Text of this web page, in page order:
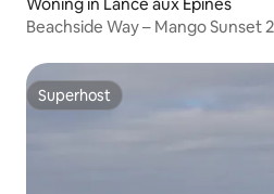
Beachside Way – Mango Sunset
Superhost
Superhost